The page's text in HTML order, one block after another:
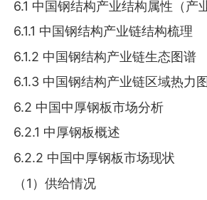
6.1 中国钢结构产业结构属性（产
6.1.1 中国钢结构产业链结构梳理
6.1.2 中国钢结构产业链生态图谱
6.1.3 中国钢结构产业链区域热力图
6.2 中国中厚钢板市场分析
6.2.1 中厚钢板概述
6.2.2 中国中厚钢板市场现状
（1）供给情况